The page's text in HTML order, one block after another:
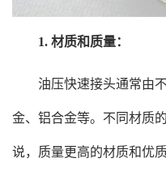
1. 材质和质量：
油压快速接头通常由不
金、铝合金等。不同材质
说，质量更高的材质和优